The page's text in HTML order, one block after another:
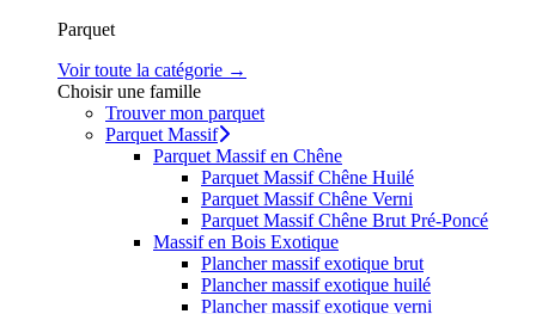
Parquet
Voir toute la catégorie →
Choisir une famille
Trouver mon parquet
Parquet Massif
Parquet Massif en Chêne
Parquet Massif Chêne Huilé
Parquet Massif Chêne Verni
Parquet Massif Chêne Brut Pré-Poncé
Massif en Bois Exotique
Plancher massif exotique brut
Plancher massif exotique huilé
Plancher massif exotique verni